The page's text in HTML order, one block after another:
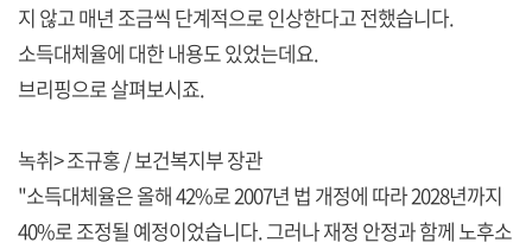
지 않고 매년 조금씩 단계적으로 인상한다고 전했습니다.
소득대체율에 대한 내용도 있었는데요.
브리핑으로 살펴보시죠.
녹취> 조규홍 / 보건복지부 장관
"소득대체율은 올해 42%로 2007년 법 개정에 따라 2028년까지
40%로 조정될 예정이었습니다. 그러나 재정 안정과 함께 노후소